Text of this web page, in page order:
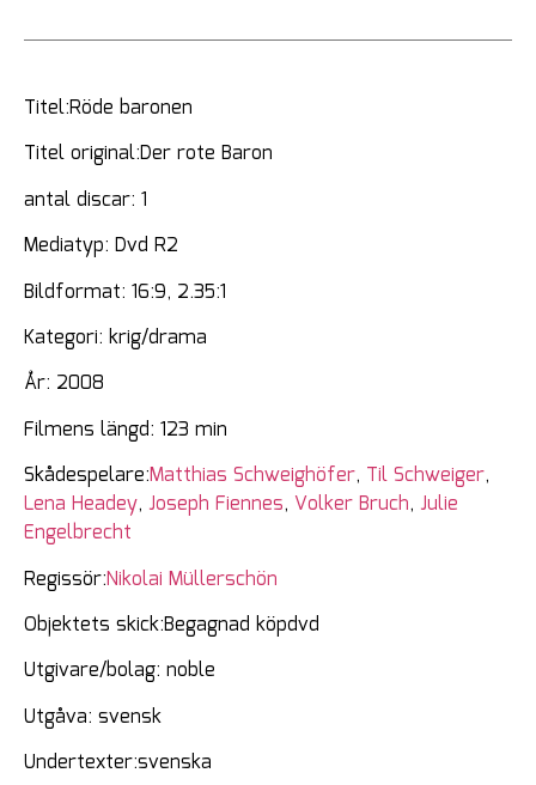
Titel:Röde baronen
Titel original:Der rote Baron
antal discar: 1
Mediatyp: Dvd R2
Bildformat: 16:9, 2.35:1
Kategori: krig/drama
År: 2008
Filmens längd: 123 min
Skådespelare:Matthias Schweighöfer, Til Schweiger,
Lena Headey, Joseph Fiennes, Volker Bruch, Julie
Engelbrecht
Regissör:Nikolai Müllerschön
Objektets skick:Begagnad köpdvd
Utgivare/bolag: noble
Utgåva: svensk
Undertexter:svenska